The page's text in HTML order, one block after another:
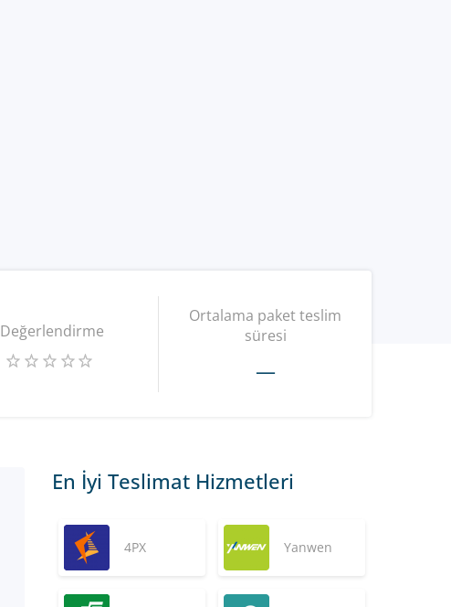
Değerlendirme
Ortalama paket teslim
süresi
—
En İyi Teslimat Hizmetleri
4PX Yanwen